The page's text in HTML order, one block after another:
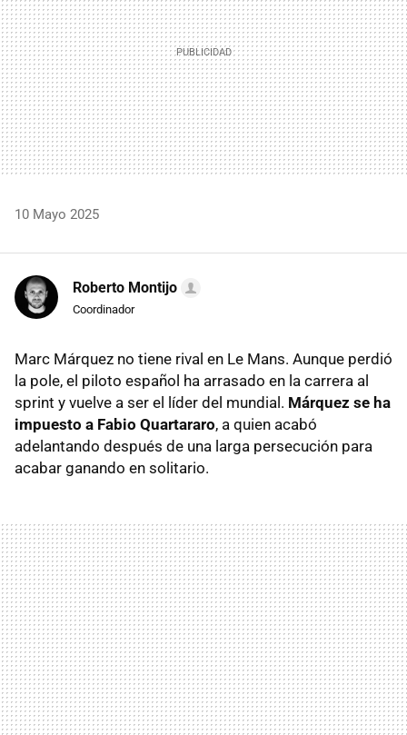
10 Mayo 2025
Roberto Montijo
Coordinador
Marc Márquez no tiene rival en Le Mans. Aunque perdió
la pole, el piloto español ha arrasado en la carrera al
sprint y vuelve a ser el líder del mundial. Márquez se ha
impuesto a Fabio Quartararo, a quien acabó
adelantando después de una larga persecución para
acabar ganando en solitario.